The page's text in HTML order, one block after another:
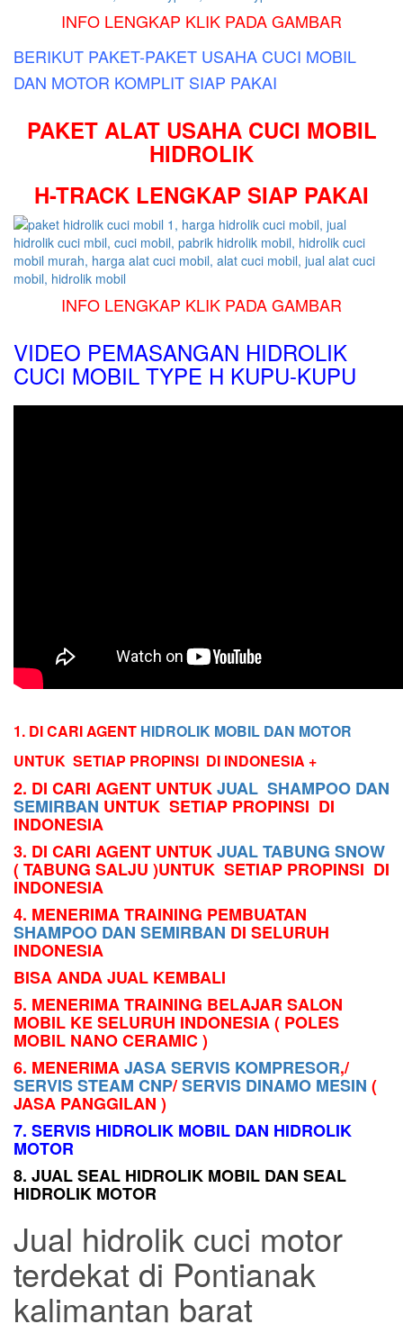
INFO LENGKAP KLIK PADA GAMBAR
BERIKUT PAKET-PAKET USAHA CUCI MOBIL
DAN MOTOR KOMPLIT SIAP PAKAI
PAKET ALAT USAHA CUCI MOBIL
HIDROLIK
H-TRACK LENGKAP SIAP PAKAI
INFO LENGKAP KLIK PADA GAMBAR
VIDEO PEMASANGAN HIDROLIK
CUCI MOBIL TYPE H KUPU-KUPU
1. DI CARI AGENT HIDROLIK MOBIL DAN MOTOR
UNTUK SETIAP PROPINSI DI INDONESIA +
2. DI CARI AGENT UNTUKJUAL SHAMPOO DAN
SEMIRBAN UNTUK SETIAP PROPINSI DI
INDONESIA
3. DI CARI AGENT UNTUKJUAL TABUNG SNOW
( TABUNG SALJU )UNTUK SETIAP PROPINSI DI
INDONESIA
4. MENERIMA TRAINING PEMBUATAN
SHAMPOO DAN SEMIRBAN DI SELURUH
INDONESIA
BISA ANDA JUAL KEMBALI
5. MENERIMA TRAINING BELAJAR SALON
MOBIL KESELURUH INDONESIA ( POLES
MOBIL NANO CERAMIC )
6. MENERIMAJASA SERVIS KOMPRESOR,/
SERVIS STEAM CNP/SERVIS DINAMO MESIN (
JASA PANGGILAN )
7. SERVIS HIDROLIK MOBIL DAN HIDROLIK
MOTOR
8. JUAL SEAL HIDROLIK MOBIL DAN SEAL
HIDROLIK MOTOR
Jual hidrolik cuci motor
terdekat di Pontianak
kalimantan barat